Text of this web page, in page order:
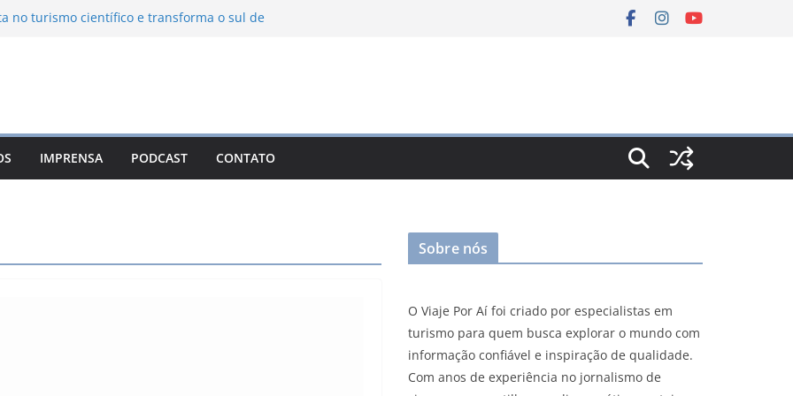
no turismo científico e transforma o sul de
em Campos do Jordão
Nuevo León: o Pueblo Mágico com ruas
e turismo à beira da represa
IMPRENSA PODCAST CONTATO
Sobre nós
O Viaje Por Aí foi criado por especialistas em
turismo para quem busca explorar o mundo com
informação confiável e inspiração de qualidade.
Com anos de experiência no jornalismo de